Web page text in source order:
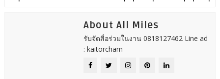
About All Miles
รับจัดสื่อร่วมในงาน 0818127462 Line ad
: kaitorcham